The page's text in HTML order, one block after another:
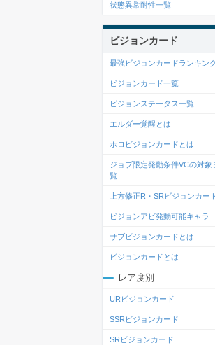
状態異常耐性一覧
ビジョンカード
最強ビジョンカードランキン
ビジョンカード一覧
ビジョンステータス一覧
エルダー覚醒とは
ホロビジョンカードとは
ジョブ限定発動条件VCの対象
覧
上方修正R・SRビジョンカー
ビジョンアビ発動可能キャラ
サブビジョンカードとは
ビジョンカードとは
レア度別
URビジョンカード
SSRビジョンカード
SRビジョンカード